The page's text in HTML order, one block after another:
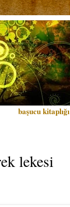
başucu kitaplığı
lekesi